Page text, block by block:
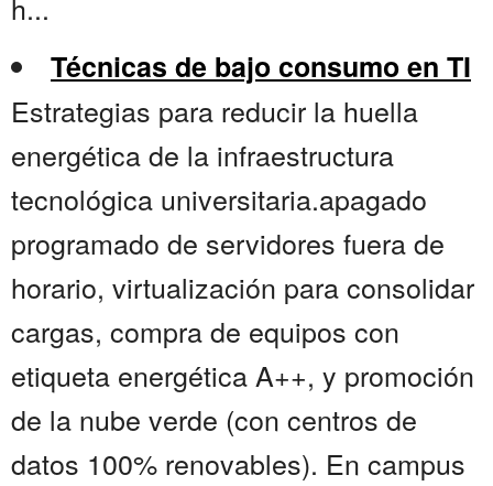
Técnicas de bajo consumo en TI
Estrategias para reducir la huella
energética de la infraestructura
tecnológica universitaria.apagado
programado de servidores fuera de
horario, virtualización para consolidar
cargas, compra de equipos con
etiqueta energética A++, y promoción
de la nube verde (con centros de
datos 100% renovables). En campus